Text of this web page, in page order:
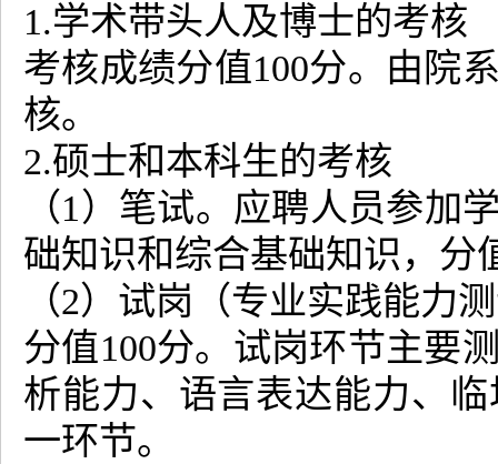
1.学术带头人及博士的考核
考核成绩分值100分。由院
核。
2.硕士和本科生的考核
（1）笔试。应聘人员参加
础知识和综合基础知识，分
（2）试岗（专业实践能力
分值100分。试岗环节主要
析能力、语言表达能力、
一环节。